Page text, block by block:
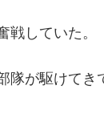
していた。
隊が駆けてき